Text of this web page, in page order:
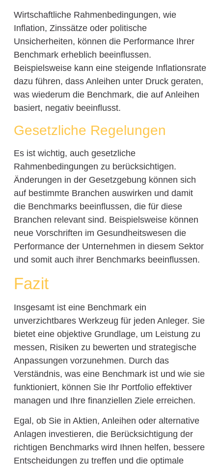
Wirtschaftliche Rahmenbedingungen, wie
Inflation, Zinssätze oder politische
Unsicherheiten, können die Performance Ihrer
Benchmark erheblich beeinflussen.
Beispielsweise kann eine steigende Inflationsrate
dazu führen, dass Anleihen unter Druck geraten,
was wiederum die Benchmark, die auf Anleihen
basiert, negativ beeinflusst.
Gesetzliche Regelungen
Es ist wichtig, auch gesetzliche
Rahmenbedingungen zu berücksichtigen.
Änderungen in der Gesetzgebung können sich
auf bestimmte Branchen auswirken und damit
die Benchmarks beeinflussen, die für diese
Branchen relevant sind. Beispielsweise können
neue Vorschriften im Gesundheitswesen die
Performance der Unternehmen in diesem Sektor
und somit auch ihrer Benchmarks beeinflussen.
Fazit
Insgesamt ist eine Benchmark ein
unverzichtbares Werkzeug für jeden Anleger. Sie
bietet eine objektive Grundlage, um Leistung zu
messen, Risiken zu bewerten und strategische
Anpassungen vorzunehmen. Durch das
Verständnis, was eine Benchmark ist und wie sie
funktioniert, können Sie Ihr Portfolio effektiver
managen und Ihre finanziellen Ziele erreichen.
Egal, ob Sie in Aktien, Anleihen oder alternative
Anlagen investieren, die Berücksichtigung der
richtigen Benchmarks wird Ihnen helfen, bessere
Entscheidungen zu treffen und die optimale